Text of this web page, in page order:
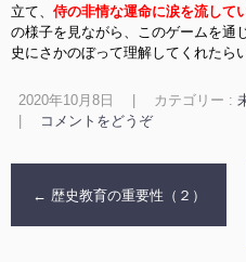
立て、 侍の非情な運命に涙を流して
の様子を見ながら、このゲームを通
史にさかのぼって理解してくれたら
2020年10月8日 カテゴリー :
コメントをどうぞ
← 歴史教育の重要性（２）